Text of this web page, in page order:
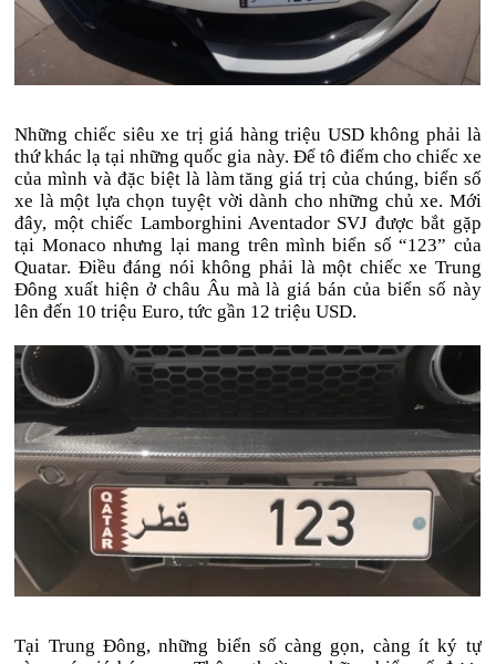
Những chiếc siêu xe trị giá hàng triệu USD không phải là
thứ khác lạ tại những quốc gia này. Để tô điểm cho chiếc xe
của mình và đặc biệt là làm tăng giá trị của chúng, biển số
xe là một lựa chọn tuyệt vời dành cho những chủ xe. Mới
đây, một chiếc Lamborghini Aventador SVJ được bắt gặp
tại Monaco nhưng lại mang trên mình biển số “123” của
Quatar. Điều đáng nói không phải là một chiếc xe Trung
Đông xuất hiện ở châu Âu mà là giá bán của biển số này
lên đến 10 triệu Euro, tức gần 12 triệu USD.
Tại Trung Đông, những biển số càng gọn, càng ít ký tự